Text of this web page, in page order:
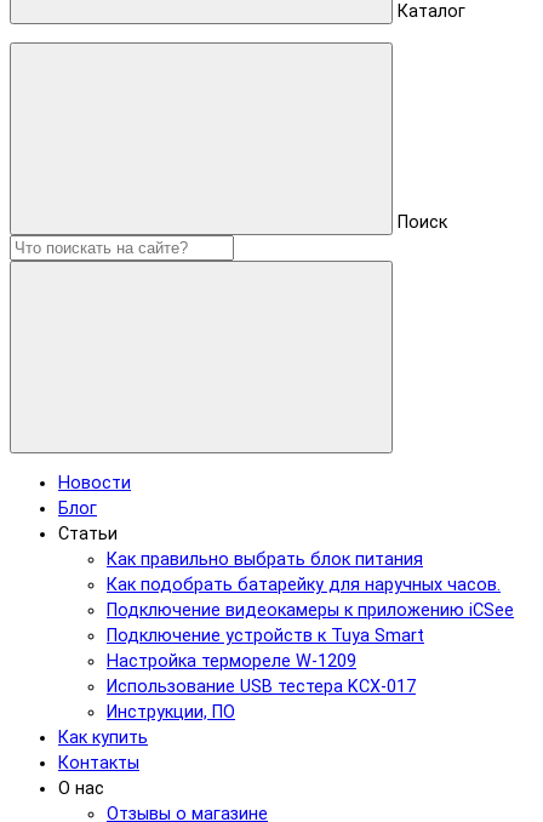
Каталог
Поиск
Новости
Блог
Статьи
Как правильно выбрать блок питания
Как подобрать батарейку для наручных часов.
Подключение видеокамеры к приложению iCSee
Подключение устройств к Tuya Smart
Настройка термореле W-1209
Использование USB тестера KCX-017
Инструкции, ПО
Как купить
Контакты
О нас
Отзывы о магазине